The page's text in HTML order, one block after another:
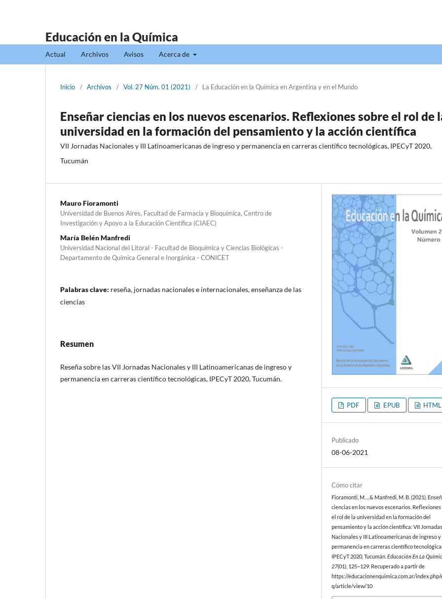
Educación en la Química
Actual Archivos Avisos Acerca de
Inicio / Archivos / Vol. 27 Núm. 01 (2021) / La Educación en la Química en Argentina y en el Mundo
Enseñar ciencias en los nuevos escenarios. Reflexiones sobre el rol de
universidad en la formación del pensamiento y la acción científica
VII Jornadas Nacionales y III Latinoamericanas de ingreso y permanencia en carreras científico tecnológicas, IPECyT 2020,
Tucumán
Mauro Fioramonti
Universidad de Buenos Aires, Facultad de Farmacia y Bioquímica, Centro de
Investigación y Apoyo a la Educación Científica (CIAEC)
María Belén Manfredi
Universidad Nacional del Litoral - Facultad de Bioquímica y Ciencias Biológicas -
Departamento de Química General e Inorgánica - CONICET
Palabras clave: reseña, jornadas nacionales e internacionales, enseñanza de las
ciencias
Resumen
Reseña sobre las VII Jornadas Nacionales y III Latinoamericanas de ingreso y
permanencia en carreras científico tecnológicas, IPECyT 2020, Tucumán.
PDF EPUB HTML
Publicado
08-06-2021
Cómo citar
Fioramonti, M. ., & Manfredi, M. B. (2021).
ciencias en los nuevos escenarios. Reflexiones
el rol de la universidad en la formación del
pensamiento y la acción científica: VII Jornadas
Nacionales y III Latinoamericanas de ingreso y
permanencia en carreras científico
IPECyT 2020, Tucumán.Educación En La
27(01), 125–129. Recuperado a partir de
https://educacionenquimica.com.ar/index.php/
q/article/view/10